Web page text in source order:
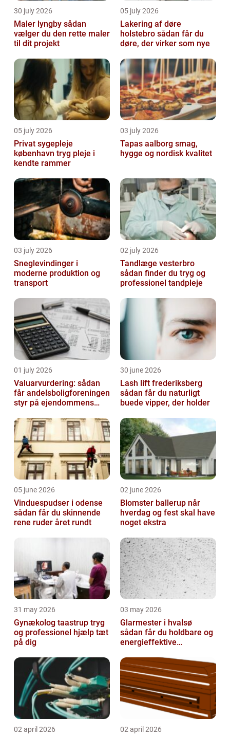
30 july 2026
Maler lyngby sådan
vælger du den rette maler
til dit projekt
05 july 2026
Lakering af døre
holstebro sådan får du
døre, der virker som nye
05 july 2026
Privat sygepleje
københavn tryg pleje i
kendte rammer
03 july 2026
Tapas aalborg smag,
hygge og nordisk kvalitet
03 july 2026
Sneglevindinger i
moderne produktion og
transport
02 july 2026
Tandlæge vesterbro
sådan finder du tryg og
professionel tandpleje
01 july 2026
Valuarvurdering: sådan
får andelsboligforeningen
styr på ejendommens
30 june 2026
Lash lift frederiksberg
sådan får du naturligt
buede vipper, der holder
05 june 2026
Vinduespudser i odense
sådan får du skinnende
rene ruder året rundt
02 june 2026
Blomster ballerup når
hverdag og fest skal have
noget ekstra
31 may 2026
Gynækolog taastrup tryg
og professionel hjælp tæt
på dig
03 may 2026
Glarmester i hvalsø
sådan får du holdbare og
energieffektive
02 april 2026 02 april 2026